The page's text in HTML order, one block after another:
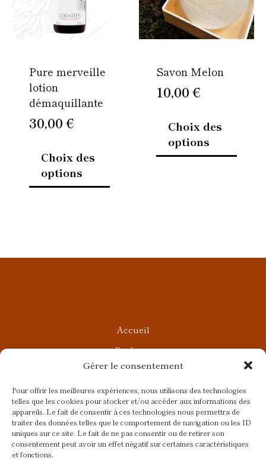
Gérer le consentement
Pour offrir les meilleures expériences, nous utilisons des technologies
telles que les cookies pour stocker et/ou accéder aux informations des
appareils. Le fait de consentir à ces technologies nous permettra de
traiter des données telles que le comportement de navigation ou les ID
uniques sur ce site. Le fait de ne pas consentir ou de retirer son
consentement peut avoir un effet négatif sur certaines caractéristiques
et fonctions.
Pure merveille
lotion
démaquillante
30,00€
Choix des
options
options
peuvent
Savon Melon
10,00€
Choix des
options
Les
Accueil
Parfums
Ateliers privés
Rendez-vous Beauté
Rendez-vous Parfumés
Contact
Blog